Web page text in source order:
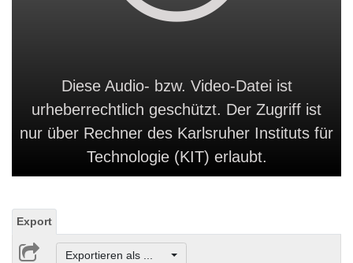
Diese Audio- bzw. Video-Datei ist
urheberrechtlich geschützt. Der Zugriff ist
nur über Rechner des Karlsruher Instituts für
Technologie (KIT) erlaubt.
Export
Exportieren als ...